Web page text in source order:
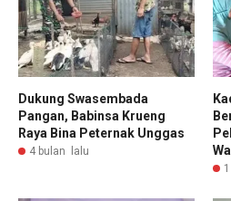
Dukung Swasembada
Pangan, Babinsa Krueng
Raya Bina Peternak Unggas
4 bulan lalu